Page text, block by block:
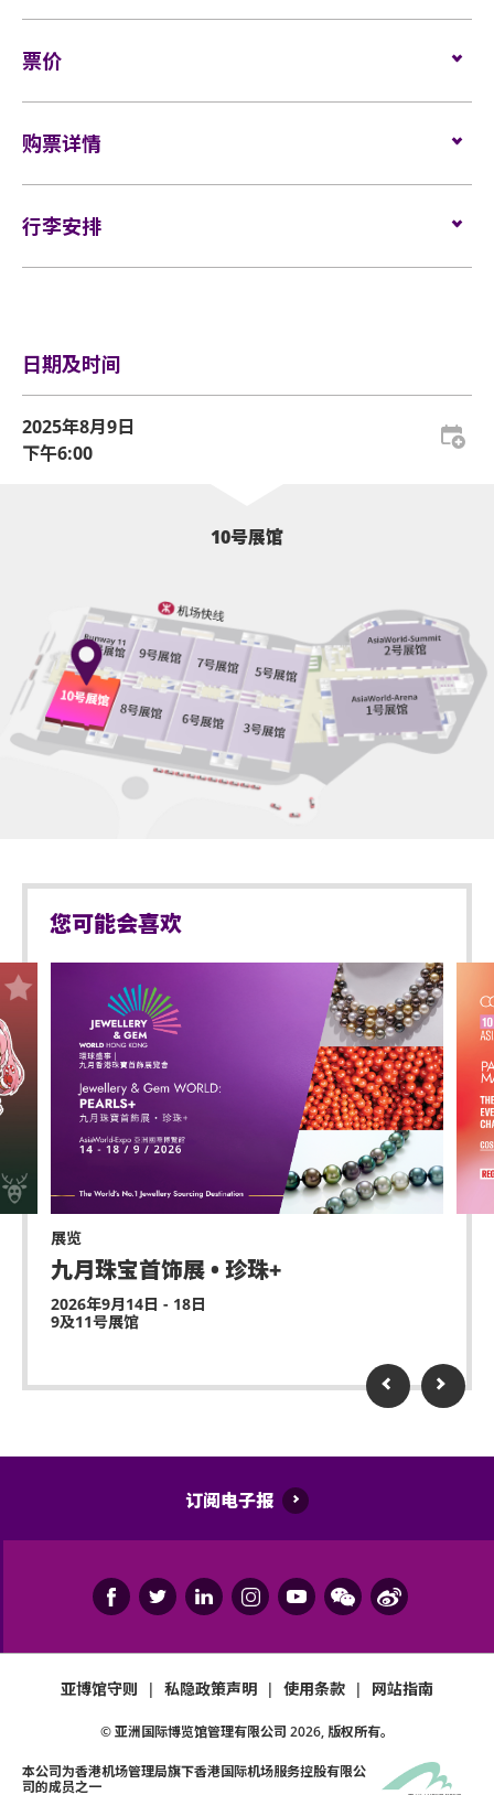
到更大的演出场地和更多城市举行演出，包括在日本、澳
票价
轮椅/看顾人位置：
VVIP - M&G WITH SOUNDCHECK VIP PACKAGE | HKD
演出前与 STAYC 的 1 名成员见面和自拍（随机选择）
VIP纪念卡牌及挂绳
VIP - SOUNDCHECK VIP PACKAGE | HKD 1,499
HKD 899 坐位门票一张
参与演前Soundcheck活动
VIP纪念卡牌及挂绳
⁠专属周边售卖处排队区
购票详情
售。
行李安排
日期及时间
2025年8月9日
下午6:00
10号展馆
您可能会喜欢
展览
九月珠宝首饰展 • 珍珠+
2026年9月14日 - 18日
9及11号展馆
订阅电子报
亚博馆守则 | 私隐政策声明 | 使用条款 | 网站指南
© 亚洲国际博览馆管理有限公司 2026, 版权所有。
本公司为香港机场管理局旗下香港国际机场服务控股有限公
司的成员之一